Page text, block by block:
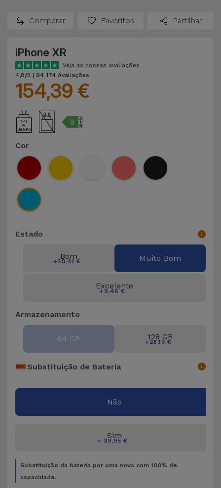
Comparar Favoritos Partilhar
iPhone XR
Veja as nossas avaliações
4,8/5 | 94 174 Avaliações
154,39 €
5-18
USB PD
Cor
Estado
Bom
+20,41 € Muito Bom
Excelente
+9,46 €
Armazenamento
64 GB 128 GB
+28,13 €
Substituição de Bateria
Não
Sim
+ 39,95 €
Substituição da bateria por uma nova com 100% de
capacidade.